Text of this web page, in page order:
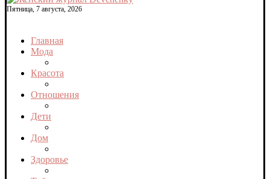
Пятница, 7 августа, 2026
Главная
Мода
Красота
Отношения
Дети
Дом
Здоровье